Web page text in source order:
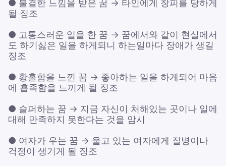
● 불결한 느낌을 받은 꿈 → 타인에게 창피를 당하게
될 징조
● 고통스러운 일을 한 꿈 → 꿈에서와 같이 현실에서
도 하기싫은 일을 하게되니 하는일마다 장애가 생길
징조
● 황홀함을 느낀 꿈 → 좋아하는 일을 하게되어 마음
에 흡족함을 느끼게 될 징조
● 슬퍼하는 꿈 → 지금 자신이 처해있는 곳이나 일에
대해 만족하지 못한다는 것을 암시
● 여자가 우는 꿈 → 울고 있는 여자에게 질병이나
걱정이 생기게 될 징조